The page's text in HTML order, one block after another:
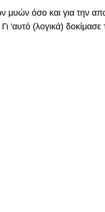
μυών όσο και για την
Γι 'αυτό (λογικά)